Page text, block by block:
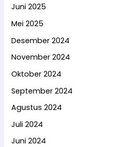
Juni 2025
Mei 2025
Desember 2024
November 2024
Oktober 2024
September 2024
Agustus 2024
Juli 2024
Juni 2024